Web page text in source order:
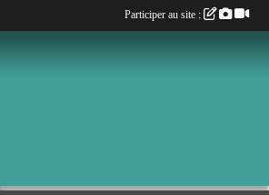
Participer au site :